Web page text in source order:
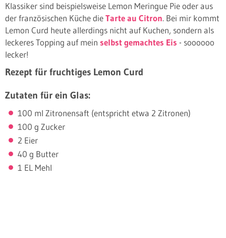
Klassiker sind beispielsweise Lemon Meringue Pie oder aus
der französischen Küche dieTarte au Citron. Bei mir kommt
Lemon Curd heute allerdings nicht auf Kuchen, sondern als
leckeres Topping auf mein selbst gemachtes Eis - soooooo
lecker!
Rezept für fruchtiges Lemon Curd
Zutaten für ein Glas:
100 ml Zitronensaft (entspricht etwa 2 Zitronen)
100 g Zucker
2 Eier
40 g Butter
1 EL Mehl